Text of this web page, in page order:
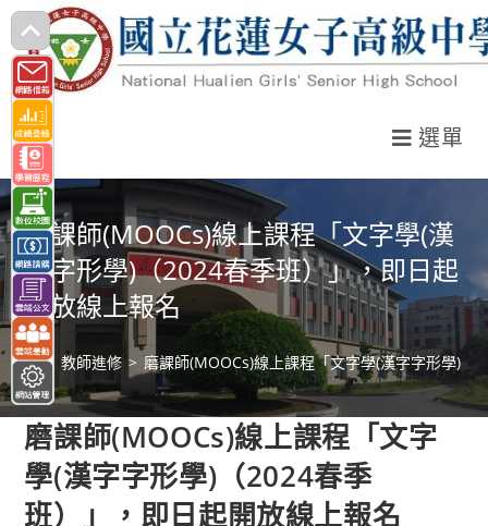
跳
轉
至
主
要
內
容
選單
磨課師(MOOCs)線上課程「文字學(漢
字字形學)（2024春季班）」，即日起
開放線上報名
> 教師進修 > 磨課師(MOOCs)線上課程「文字學(漢字字形學)（
磨課師(MOOCs)線上課程「文字
學(漢字字形學)（2024春季
班）」，即日起開放線上報名